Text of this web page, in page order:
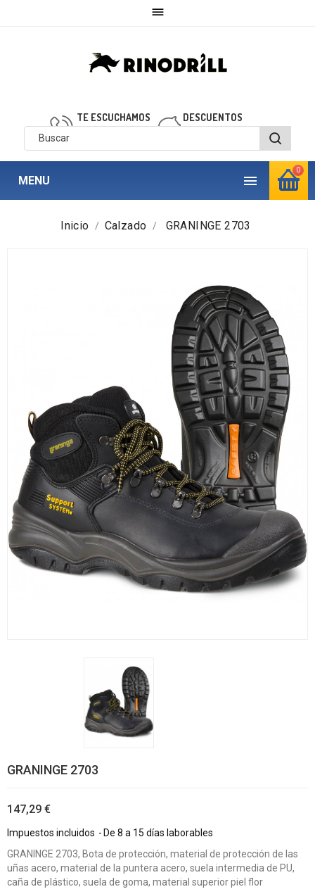

0
TE ESCUCHAMOS
910 850 040
DESCUENTOS
personalizados

MENU
Inicio Calzado GRANINGE 2703
GRANINGE 2703
147,29 €
Impuestos incluidos
De 8 a 15 días laborables
GRANINGE 2703, Bota de protección, material de protección de las
uñas acero, material de la puntera acero, suela intermedia de PU,
caña de plástico, suela de goma, material superior piel flor